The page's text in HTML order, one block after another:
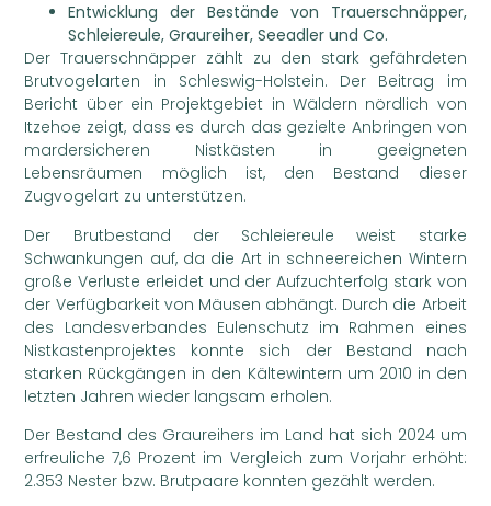
Entwicklung der Bestände von Trauerschnäpper,
Schleiereule, Graureiher, Seeadler und Co.
Der Trauerschnäpper zählt zu den stark gefährdeten
Brutvogelarten in Schleswig-Holstein. Der Beitrag im
Bericht über ein Projektgebiet in Wäldern nördlich von
Itzehoe zeigt, dass es durch das gezielte Anbringen von
mardersicheren Nistkästen in geeigneten
Lebensräumen möglich ist, den Bestand dieser
Zugvogelart zu unterstützen.
Der Brutbestand der Schleiereule weist starke
Schwankungen auf, da die Art in schneereichen Wintern
große Verluste erleidet und der Aufzuchterfolg stark von
der Verfügbarkeit von Mäusen abhängt. Durch die Arbeit
des Landesverbandes Eulenschutz im Rahmen eines
Nistkastenprojektes konnte sich der Bestand nach
starken Rückgängen in den Kältewintern um 2010 in den
letzten Jahren wieder langsam erholen.
Der Bestand des Graureihers im Land hat sich 2024 um
erfreuliche 7,6 Prozent im Vergleich zum Vorjahr erhöht:
2.353 Nester bzw. Brutpaare konnten gezählt werden.